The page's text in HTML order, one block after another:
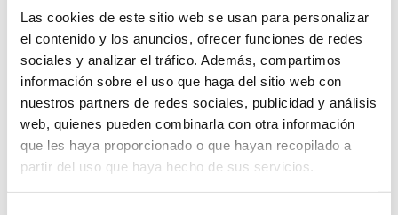
Las cookies de este sitio web se usan para personalizar
el contenido y los anuncios, ofrecer funciones de redes
sociales y analizar el tráfico. Además, compartimos
información sobre el uso que haga del sitio web con
nuestros partners de redes sociales, publicidad y análisis
web, quienes pueden combinarla con otra información
que les haya proporcionado o que hayan recopilado a
partir del uso que haya hecho de sus servicios.
Tu dirección de correo electrónico no será publicada.
Los campos obligatorios están marcados con
*